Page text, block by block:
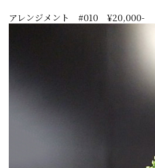
アレンジメント #010 ¥20,000-